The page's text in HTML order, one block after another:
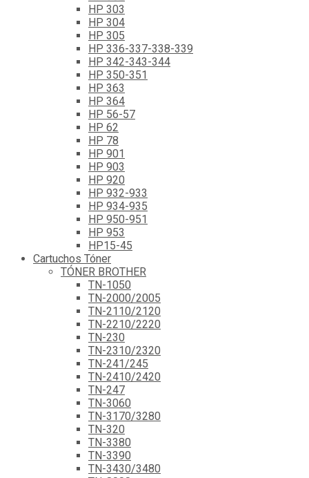
HP 303
HP 304
HP 305
HP 336-337-338-339
HP 342-343-344
HP 350-351
HP 363
HP 364
HP 56-57
HP 62
HP 78
HP 901
HP 903
HP 920
HP 932-933
HP 934-935
HP 950-951
HP 953
HP15-45
Cartuchos Tóner
TÓNER BROTHER
TN-1050
TN-2000/2005
TN-2110/2120
TN-2210/2220
TN-230
TN-2310/2320
TN-241/245
TN-2410/2420
TN-247
TN-3060
TN-3170/3280
TN-320
TN-3380
TN-3390
TN-3430/3480